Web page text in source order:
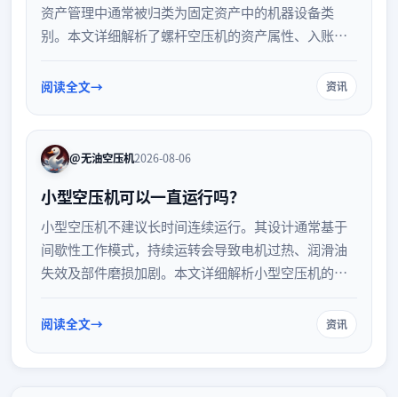
资产管理中通常被归类为固定资产中的机器设备类
别。本文详细解析了螺杆空压机的资产属性、入账标
和资产管理人员准确进行账务处理，确保资产核算的
阅读全文 资讯
@无油空压机2026-08-06
小型空压机可以一直运行吗？
小型空压机不建议长时间连续运行。其设计通常基于
间歇性工作模式，持续运转会导致电机过热、润滑油
失效及部件磨损加剧。本文详细解析小型空压机的工
用与维护建议，帮助用户延长设备寿命并确保用气安
阅读全文 资讯